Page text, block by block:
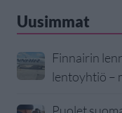
Uusimmat
Finnairin
lentoyhtiö –